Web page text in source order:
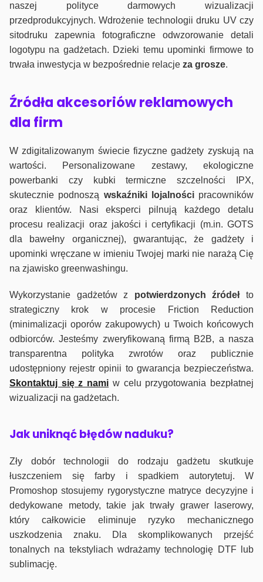
naszej polityce darmowych wizualizacji
przedprodukcyjnych. Wdrożenie technologii druku UV czy
sitodruku zapewnia fotograficzne odwzorowanie detali
logotypu na gadżetach. Dzieki temu upominki firmowe to
trwała inwestycja w bezpośrednie relacje za grosze.
Źródła akcesoriów reklamowych
dla firm
W zdigitalizowanym świecie fizyczne gadżety zyskują na
wartości. Personalizowane zestawy, ekologiczne
powerbanki czy kubki termiczne szczelności IPX,
skutecznie podnoszą wskaźniki lojalnościpracowników
oraz klientów. Nasi eksperci pilnują każdego detalu
procesu realizacji oraz jakości i certyfikacji (m.in. GOTS
dla bawełny organicznej), gwarantując, że gadżety i
upominki wręczane w imieniu Twojej marki nie narażą Cię
na zjawisko greenwashingu.
Wykorzystanie gadżetów z potwierdzonych źródełto
strategiczny krok w procesie Friction Reduction
(minimalizacji oporów zakupowych) u Twoich końcowych
odbiorców. Jesteśmy zweryfikowaną firmą B2B, a nasza
transparentna polityka zwrotów oraz publicznie
udostępniony rejestr opinii to gwarancja bezpieczeństwa.
Skontaktuj się z nami w celu przygotowania bezpłatnej
wizualizacji na gadżetach.
Jak uniknąć błędów naduku?
Zły dobór technologii do rodzaju gadżetu skutkuje
łuszczeniem się farby i spadkiem autorytetuj. W
Promoshop stosujemy rygorystyczne matryce decyzyjne i
dedykowane metody, takie jak trwały grawer laserowy,
który całkowicie eliminuje ryzyko mechanicznego
uszkodzenia znaku. Dla skomplikowanych przejść
tonalnych na tekstyliach wdrażamy technologię DTF lub
sublimację.